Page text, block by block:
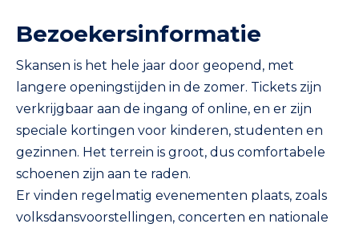
Bezoekersinformatie
Skansen is het hele jaar door geopend, met
langere openingstijden in de zomer. Tickets zijn
verkrijgbaar aan de ingang of online, en er zijn
speciale kortingen voor kinderen, studenten en
gezinnen. Het terrein is groot, dus comfortabele
schoenen zijn aan te raden.
Er vinden regelmatig evenementen plaats, zoals
volksdansvoorstellingen, concerten en nationale